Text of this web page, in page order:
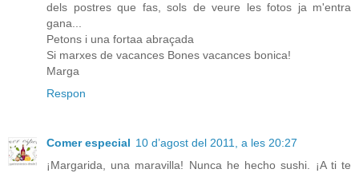
dels postres que fas, sols de veure les fotos ja m'entra
gana...
Petons i una fortaa abraçada
Si marxes de vacances Bones vacances bonica!
Marga
Respon
Comer especial 10 d’agost del 2011, a les 20:27
¡Margarida, una maravilla! Nunca he hecho sushi. ¡A ti te